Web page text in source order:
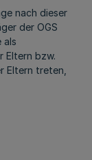
nach dieser
der OGS
als
Eltern bzw.
Eltern treten,